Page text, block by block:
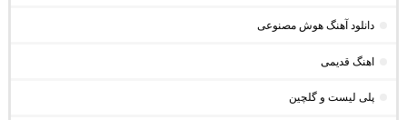
دانلود آهنگ هوش مصنوعی
اهنگ قدیمی
پلی لیست و گلچین